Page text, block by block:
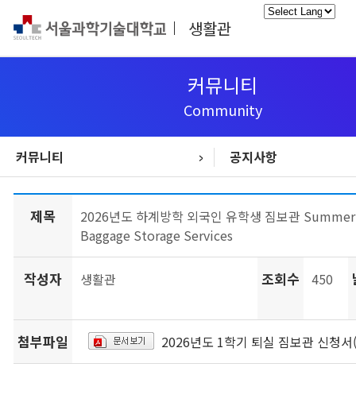
생활관
커뮤니티
Community
커뮤니티
공지사항
생활관 소개
시설안내
입사/퇴사 안내
생활관 생활
커뮤니티
통합정보
공지사항
생활관생 모집안내
FAQ
시설고장신고
교외주거서비스
생활관 소식
제목
2026년도 하계방학 외국인 유학생 짐보관
Baggage Storage Services
작성자 생활관 조회수 450
첨부파일 2026년도 1학기 퇴실 짐보관 신청